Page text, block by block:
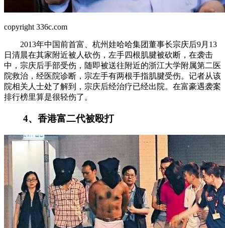
copyright 336c.com
2013年中国前首富、杭州娃哈哈集团董事长宗庆后9月13
日清晨在其家附近被人砍伤，左手四根肌腱被砍断，在袭击
中，宗庆后手部受伤，随即被送往附近的浙江大学附属第二医
院救治，经医院诊断，宗左手有两根手指肌腱受伤。记者从该
院相关人士处了解到，宗庆后经治疗已经出院。在富豪遇袭案
排行榜里算是很轻伤了。
4、香港富二代被殴打